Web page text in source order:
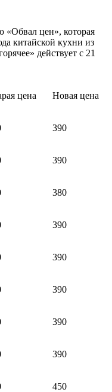
«Обвал цен», которая
китайской кухни из
действует с 21
цена Новая цена
390
390
380
390
390
390
390
390
450